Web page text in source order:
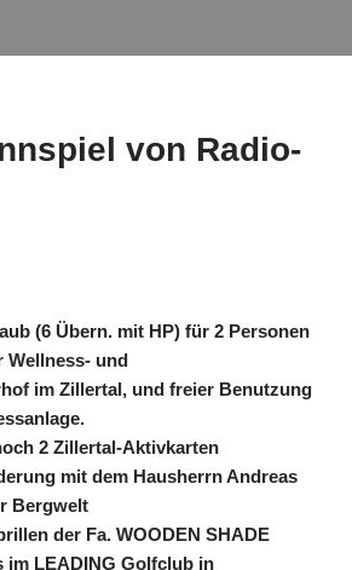
von Radio-
(6 Übern. mit HP) für 2 Personen
Wellness- und
im Zillertal, und freier Benutzung
2 Zillertal-Aktivkarten
mit dem Hausherrn Andreas
Bergwelt
der Fa. WOODEN SHADE
im LEADING Golfclub in